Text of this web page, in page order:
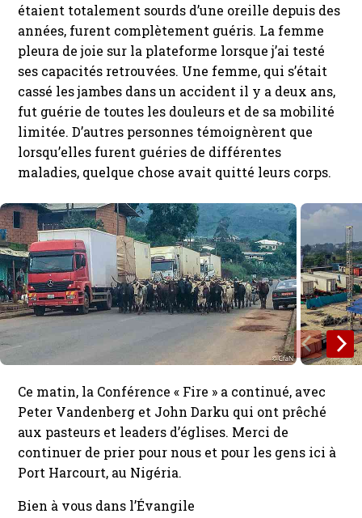
étaient totalement sourds d’une oreille depuis des
années, furent complètement guéris. La femme
pleura de joie sur la plateforme lorsque j’ai testé
ses capacités retrouvées. Une femme, qui s’était
cassé les jambes dans un accident il y a deux ans,
fut guérie de toutes les douleurs et de sa mobilité
limitée. D’autres personnes témoignèrent que
lorsqu’elles furent guéries de différentes
maladies, quelque chose avait quitté leurs corps.
Ce matin, la Conférence « Fire » a continué, avec
Peter Vandenberg et John Darku qui ont prêché
aux pasteurs et leaders d’églises. Merci de
continuer de prier pour nous et pour les gens ici à
Port Harcourt, au Nigéria.
Bien à vous dans l’Évangile